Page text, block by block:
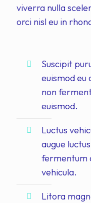
viverra nulla
orci nisl eu in
Suscipit
euismod eu
non
euismod.
Luctus
augue
fermentum
vehicula.
Litora